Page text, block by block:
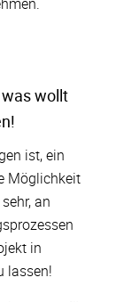
wollt
ist, ein
Möglichkeit
an
in
lassen!